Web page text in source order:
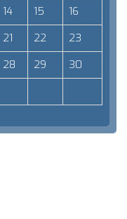
14 15
16
21 22
23
28 29
30